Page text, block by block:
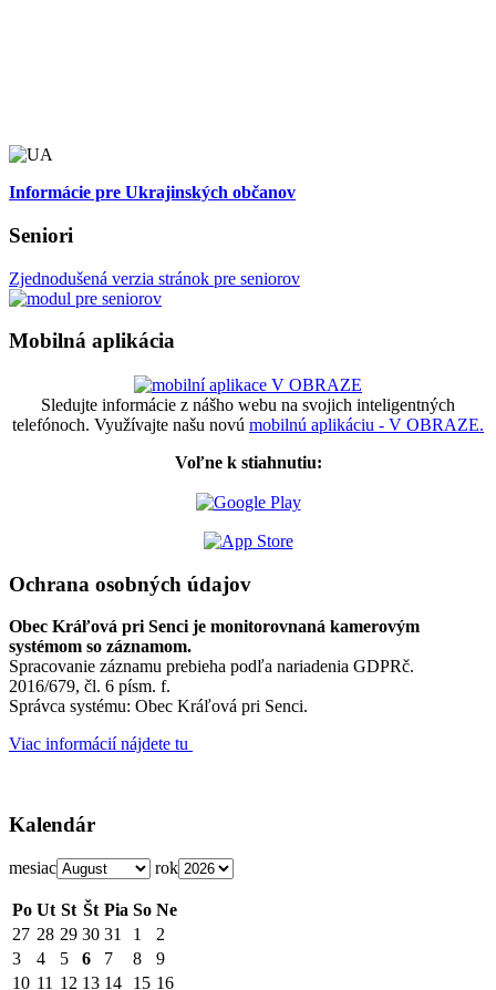
Informácie pre Ukrajinských občanov
Seniori
Zjednodušená verzia stránok pre seniorov
Mobilná aplikácia
Sledujte informácie z nášho webu na svojich inteligentných
telefónoch. Využívajte našu novú mobilnú aplikáciu - V OBRAZE.
Voľne k stiahnutiu:
Ochrana osobných údajov
Obec Kráľová pri Senci je monitorovnaná kamerovým
systémom so záznamom.
Spracovanie záznamu prebieha podľa nariadenia GDPRč.
2016/679, čl. 6 písm. f.
Správca systému: Obec Kráľová pri Senci.
Viac informácií nájdete tu
Kalendár
mesiac rok
Po Ut St Št Pia So Ne
27 28 29 30 31 1
2
3
4 5 6 7 8
9
10 11 12 13 14 15 16